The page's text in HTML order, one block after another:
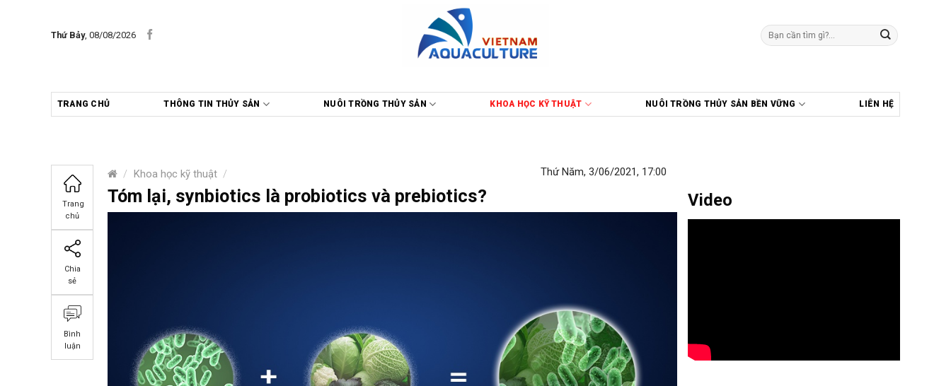
Thứ Bảy, 08/08/2026
Tìm
kiếm:
TRANG CHỦ THÔNG TIN THỦY SẢN NUÔI TRỒNG THỦY SẢN KHOA HỌC KỸ THUẬT NUÔI TRỒNG THỦY SẢN BỀN VỮNG LIÊN HỆ
/ Khoa học kỹ thuật /
Trang
chủ
Chia
sẻ
Bình
luận
Thứ Năm, 3/06/2021, 17:00
Tóm lại, synbiotics là probiotics và prebiotics? Video